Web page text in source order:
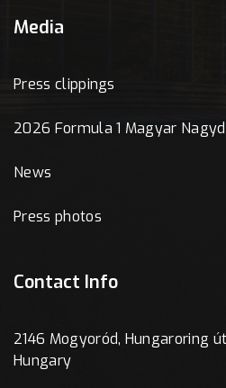
Media
Press clippings
2026 Formula 1 Magyar
News
Press photos
Contact Info
2146 Mogyoród, Hungaroring út
Hungary